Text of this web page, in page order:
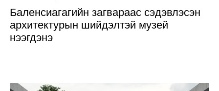
Баленсиагагийн загвараас сэдэвлэсэн
архитектурын шийдэлтэй музей
нээгдэнэ